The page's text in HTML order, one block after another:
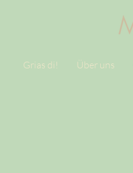
Grias di! Über uns